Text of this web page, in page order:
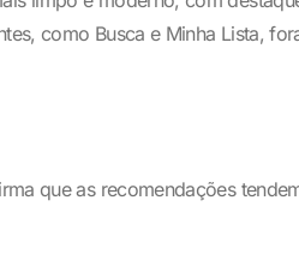
como Busca e Minha Lista,
que as recomendações